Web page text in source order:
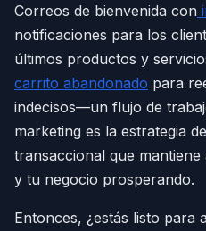
Correos de bienvenida con
notificaciones para los
últimos productos y
carrito abandonado para
indecisos—un flujo de
marketing es la estrategia
transaccional que
y tu negocio prosperando.
Entonces, ¿estás listo para